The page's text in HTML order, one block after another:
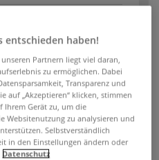
- +
entschieden haben!
Partnern liegt viel daran,
zu ermöglichen. Dabei
Transparenz und
auf „Akzeptieren“ klicken, stimmen
Ihrem Gerät zu, um die
Websitenutzung zu analysieren und
Selbstverständlich
in den Einstellungen ändern oder
Datenschutz